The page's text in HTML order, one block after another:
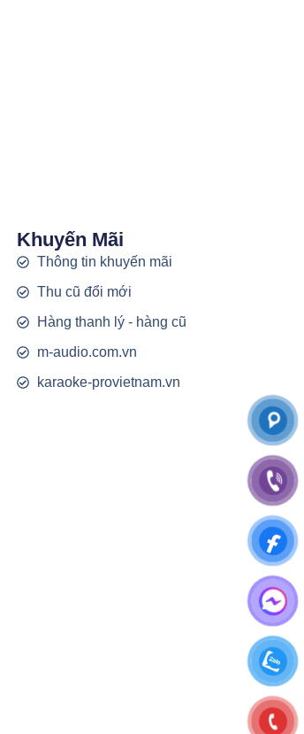
Khuyến Mãi
Thông tin khuyến mãi
Thu cũ đổi mới
Hàng thanh lý - hàng cũ
m-audio.com.vn
karaoke-provietnam.vn